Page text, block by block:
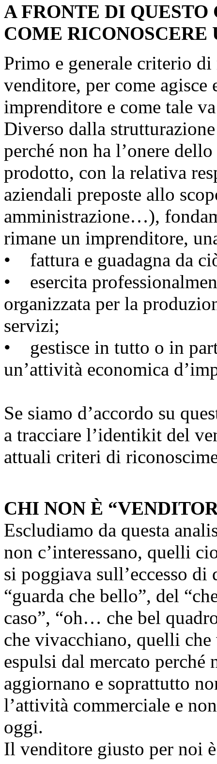
A FRONTE DI QUESTO
COME RICONOSCERE
Primo e generale criterio
venditore, per come
imprenditore e come tale
Diverso dalla
perché non ha l’onere
prodotto, con la relativa
aziendali preposte allo
amministrazione…),
rimane un imprenditore,
• fattura e guadagna da
• esercita
organizzata per la
servizi;
• gestisce in tutto o in
un’attività economica
Se siamo d’accordo su
a tracciare l’identikit del
attuali criteri di
CHI NON È
Escludiamo da questa
non c’interessano, quelli
si poggiava sull’eccesso
“guarda che bello”, del
caso”, “oh… che bel
che vivacchiano, quelli
espulsi dal mercato perché
aggiornano e soprattutto
l’attività commerciale e
oggi.
Il venditore giusto per noi